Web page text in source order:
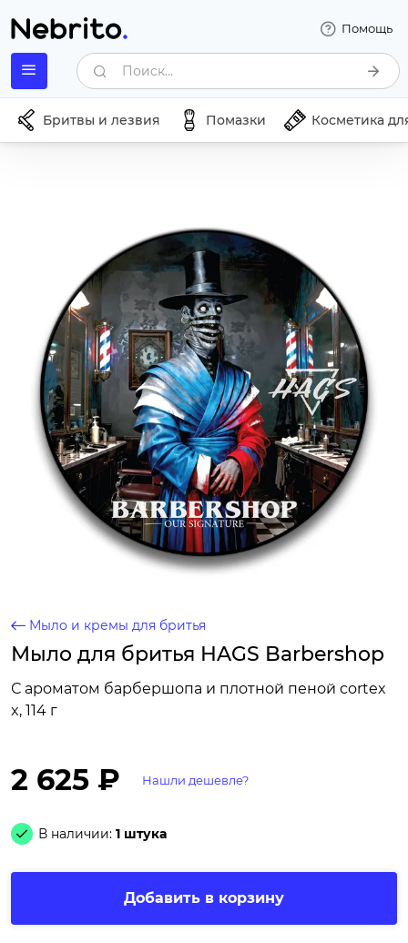
Помощь
Поиск...
Бритвы и лезвия Помазки Косметика
Мыло и кремы для бритья
Мыло для бритья HAGS Barbershop
С ароматом барбершопа и плотной пеной cortex
x, 114 г
2 625 ₽ Нашли дешевле?
В наличии: 1 штука
Добавить в корзину